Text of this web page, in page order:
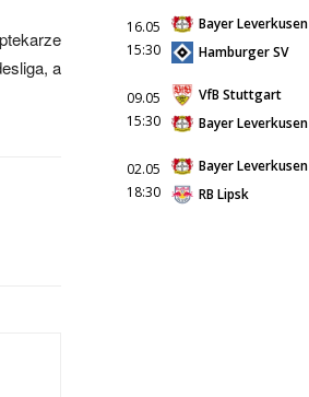
a
16.05
15:30
Bayer Leverkusen
Hamburger SV
09.05
15:30
VfB Stuttgart
Bayer Leverkusen
02.05
18:30
Bayer Leverkusen
RB Lipsk